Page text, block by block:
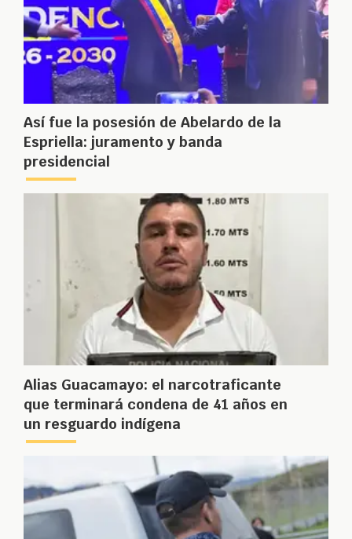
Así fue la posesión de Abelardo de la
Espriella: juramento y banda
presidencial
Alias Guacamayo: el narcotraficante
que terminará condena de 41 años en
un resguardo indígena